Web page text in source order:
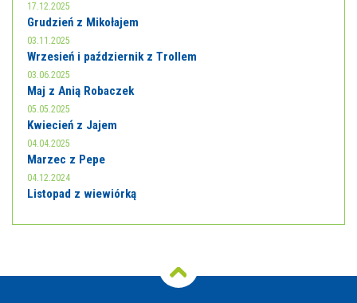
17.12.2025
Grudzień z Mikołajem
03.11.2025
Wrzesień i październik z Trollem
03.06.2025
Maj z Anią Robaczek
05.05.2025
Kwiecień z Jajem
04.04.2025
Marzec z Pepe
04.12.2024
Listopad z wiewiórką